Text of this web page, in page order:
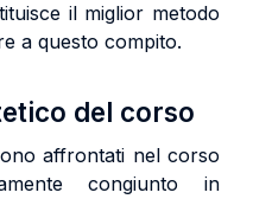
il miglior metodo
a questo compito.
del corso
affrontati nel corso
congiunto in